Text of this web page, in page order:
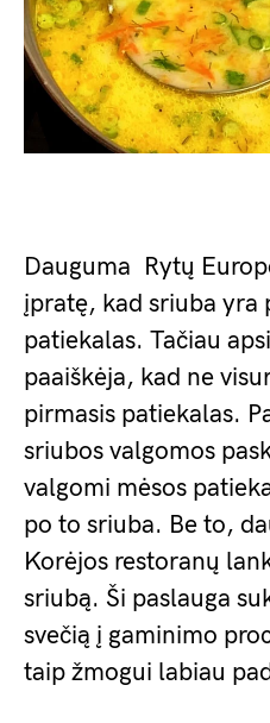
Dauguma Rytų
įpratę, kad sriuba yra
patiekalas. Tačiau
paaiškėja, kad ne
pirmasis patiekalas.
sriubos valgomos
valgomi mėsos
po to sriuba. Be to,
Korėjos restoranų
sriubą. Ši paslauga
svečią į gaminimo
taip žmogui labiau